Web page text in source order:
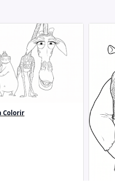
Colorir